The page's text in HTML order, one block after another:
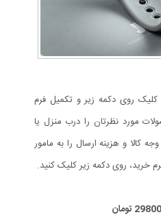
روی دکمه زیر و تکمیل فرم
مورد نظرتان را درب منزل یا
کالا و هزینه ارسال را به مامور
خرید، روی دکمه زیر کلیک کنید.
تومان